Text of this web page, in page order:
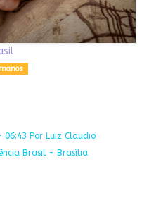
Por Luiz Claudio
Brasil - Brasília